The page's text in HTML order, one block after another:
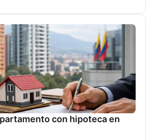
con hipoteca en